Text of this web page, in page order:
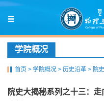
学院概况
首页 > 学院概况 > 历史沿革 > 院
院史大揭秘系列之十三：